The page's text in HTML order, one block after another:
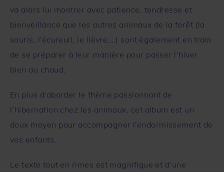
va alors lui montrer avec patience, tendresse et
bienveillance que les autres animaux de la forêt (la
souris, l’écureuil, le lièvre,…) sont également en train
de se préparer à leur manière pour passer l’hiver
bien au chaud.
En plus d’aborder le thème passionnant de
l’hibernation chez les animaux, cet album est un
doux moyen pour accompagner l’endormissement de
vos enfants.
Le texte tout en rimes est magnifique et d’une